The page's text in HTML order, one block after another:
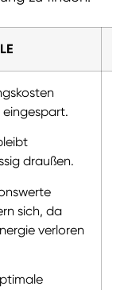
draußen.
sich, da
verloren